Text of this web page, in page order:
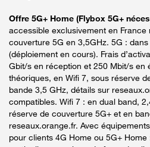
Offre 5G+ Home (Flybox 5G+
accessible exclusivement en France
couverture 5G en 3,5GHz. 5G :
(déploiement en cours). Frais
Gbit/s en réception et 250 Mbit/s en
théoriques, en Wifi 7, sous réserve
bande 3,5 GHz, détails sur
compatibles. Wifi 7 : en dual band,
réserve de couverture 5G+ et en
reseaux.orange.fr. Avec
pour clients 4G Home ou 5G+